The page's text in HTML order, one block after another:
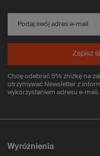
Podaj swój adres e-mail
Chcę odebrać 5% zniżkę na
otrzymywać Newsletter z
wykorzystaniem adresu e-mail.
Zapisz
Wyróżnienia